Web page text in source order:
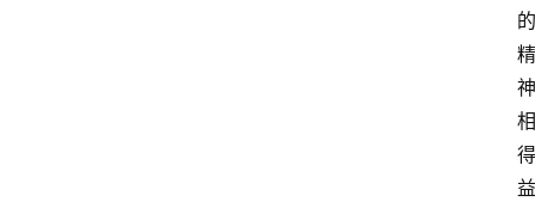
的
精
神
相
得
益